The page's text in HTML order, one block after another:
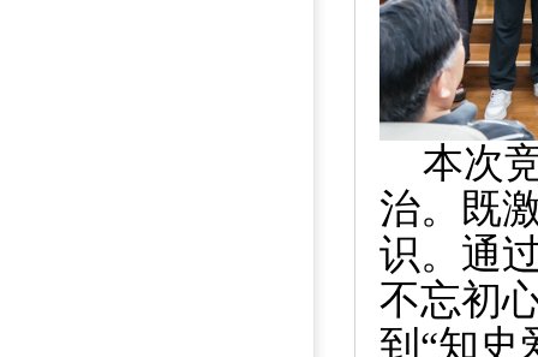
本次
治。既
识。通
不忘初
到 “知史